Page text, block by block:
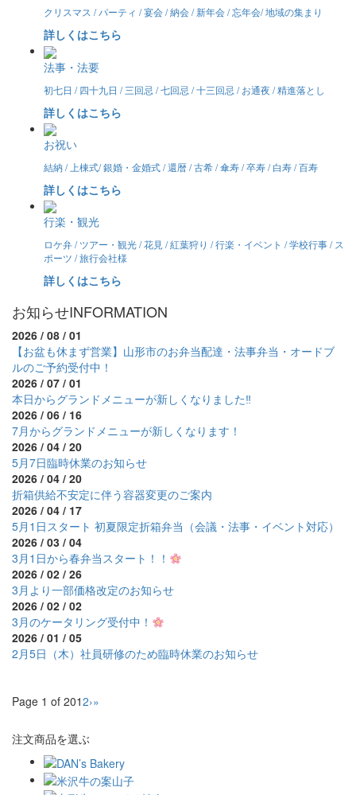
クリスマス / パーティ / 宴会 / 納会 / 新年会 / 忘年会/ 地域の集まり
詳しくはこちら
法事・法要
初七日 / 四十九日 / 三回忌 / 七回忌 / 十三回忌 / お通夜 / 精進落とし
詳しくはこちら
お祝い
結納 / 上棟式/ 銀婚・金婚式 / 還暦 / 古希 / 傘寿 / 卒寿 / 白寿 / 百寿
詳しくはこちら
行楽・観光
ロケ弁 / ツアー・観光 / 花見 / 紅葉狩り / 行楽・イベント / 学校行事 / ス
ポーツ / 旅行会社様
詳しくはこちら
お知らせINFORMATION
2026 / 08 / 01
【お盆も休まず営業】山形市のお弁当配達・法事弁当・オードブ
ルのご予約受付中！
2026 / 07 / 01
本日からグランドメニューが新しくなりました‼
2026 / 06 / 16
7月からグランドメニューが新しくなります！
2026 / 04 / 20
5月7日臨時休業のお知らせ
2026 / 04 / 20
折箱供給不安定に伴う容器変更のご案内
2026 / 04 / 17
5月1日スタート 初夏限定折箱弁当（会議・法事・イベント対応）
2026 / 03 / 04
3月1日から春弁当スタート！！
2026 / 02 / 26
3月より一部価格改定のお知らせ
2026 / 02 / 02
3月のケータリング受付中！
2026 / 01 / 05
2月5日（木）社員研修のため臨時休業のお知らせ
Page 1 of 2012›»
注文商品を選ぶ